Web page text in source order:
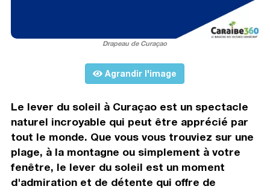
Drapeau de Curaçao
Agrandir l'image
Le lever du soleil à Curaçao est un spectacle
naturel incroyable qui peut être apprécié par
tout le monde. Que vous vous trouviez sur une
plage, à la montagne ou simplement à votre
fenêtre, le lever du soleil est un moment
d'admiration et de détente qui offre de